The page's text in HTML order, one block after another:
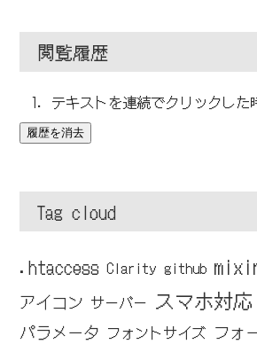
閲覧履歴
テキストを連続でクリックした
履歴を消去
Tag cloud
.htaccess Clarity github
アイコン サーバー スマホ対応
パラメータ フォントサイズ フォ